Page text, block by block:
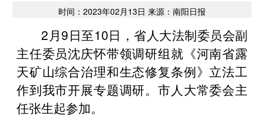
时间：2023年02月13日 来源：南阳日报
2月9日至10日，省人大法制委员会副
主任委员沈庆怀带领调研组就《河南省露
天矿山综合治理和生态修复条例》立法工
作到我市开展专题调研。市人大常委会主
任张生起参加。